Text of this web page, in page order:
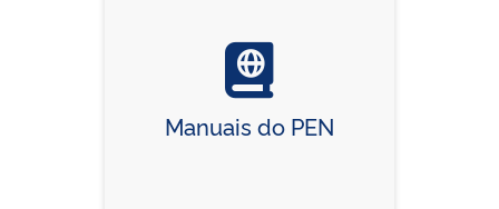
Manuais do PEN